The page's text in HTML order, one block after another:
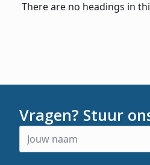
There are no headings in
Vragen? Stuur